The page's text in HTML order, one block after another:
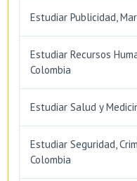
Estudiar Publicidad,
Estudiar Recursos
Colombia
Estudiar Salud y
Estudiar Seguridad,
Colombia